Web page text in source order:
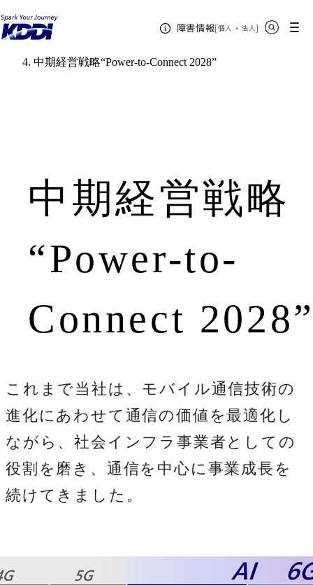
障害情報[個人 ・ 法人新規ウィンドウ
]
メニュー
KDDIホーム
理念・ビジョン
中期経営戦略“Power-to-Connect 2028”
中期経営戦略
“Power-to-
Connect
これまで当社は、モバイル通信技術の
進化にあわせて通信の価値を最適化し
ながら、社会インフラ事業者としての
役割を磨き、通信を中心に事業成長を
続けてきました。